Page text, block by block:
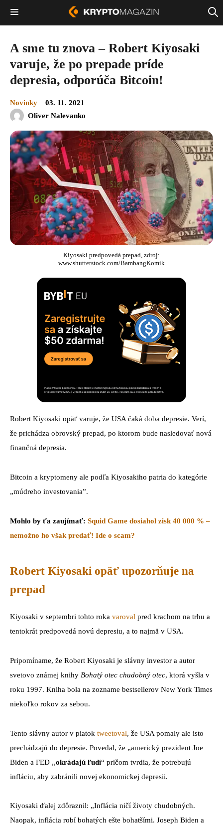
A sme tu znova – Robert Kiyosaki
varuje, že po prepade príde
depresia, odporúča Bitcoin!
Novinky
03. 11. 2021
Oliver Nalevanko
Kiyosaki predpovedá prepad, zdroj:
www.shutterstock.com/BambangKomik
Robert Kiyosaki opäť varuje, že USA čaká doba depresie. Verí,
že prichádza obrovský prepad, po ktorom bude nasledovať nová
finančná depresia.
Bitcoin a kryptomeny ale podľa Kiyosakiho patria do kategórie
„múdreho investovania”.
Mohlo by ťa zaujímať: Squid Game dosiahol zisk 40 000 % –
nemožno ho však predať! Ide o scam?
Robert Kiyosaki opäť upozorňuje na
prepad
Kiyosaki v septembri tohto roka varoval pred krachom na trhu a
tentokrát predpovedá novú depresiu, a to najmä v USA.
Pripomíname, že Robert Kiyosaki je slávny investor a autor
svetovo známej knihy Bohatý otec chudobný otec, ktorá vyšla v
roku 1997. Kniha bola na zozname bestsellerov New York Times
niekoľko rokov za sebou.
Tento slávny autor v piatok tweetoval, že USA pomaly ale isto
prechádzajú do depresie. Povedal, že „americký prezident Joe
Biden a FED ,,okrádajú ľudí“ pričom tvrdia, že potrebujú
infláciu, aby zabránili novej ekonomickej depresii.
Kiyosaki ďalej zdôraznil: „Inflácia ničí životy chudobných.
Naopak, inflácia robí bohatých ešte bohatšími. Joseph Biden a